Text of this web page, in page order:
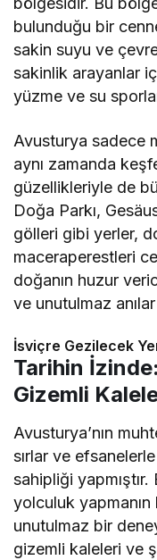
bulunduğu bir
sakin suyu ve
sakinlik arayanlar
yüzme ve su
Avusturya sadece
aynı zamanda
güzellikleriyle de
Doğa Parkı,
gölleri gibi yerler,
maceraperestleri
doğanın huzur
ve unutulmaz
İsviçre Gezilecek
Tarihin
Gizemli
Avusturya’nın
sırlar ve
sahipliği
yolculuk yapmanın
unutulmaz bir
gizemli kaleleri ve